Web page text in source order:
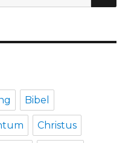
Bibel
Christus